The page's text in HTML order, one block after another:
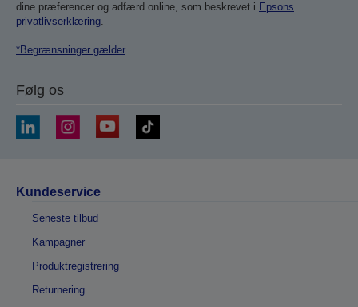
dine præferencer og adfærd online, som beskrevet i Epsons
privatlivserklæring.
*Begrænsninger gælder
Følg os
Kundeservice
Seneste tilbud
Kampagner
Produktregistrering
Returnering